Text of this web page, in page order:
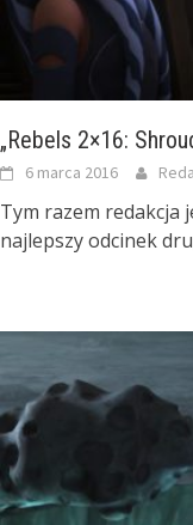
„Rebels 2×16:
6 marca 2016
Tym razem redakcja
najlepszy odcinek